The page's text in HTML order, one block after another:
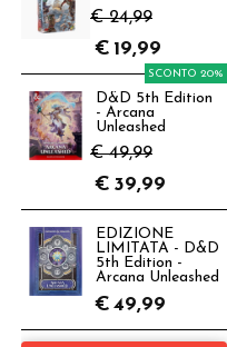
€ 24,99
€ 19,99
D&D 5th Edition
- Arcana
Unleashed
€ 49,99
SCONTO 20%
€ 39,99
EDIZIONE
LIMITATA - D&D
5th Edition -
Arcana Unleashed
€ 49,99